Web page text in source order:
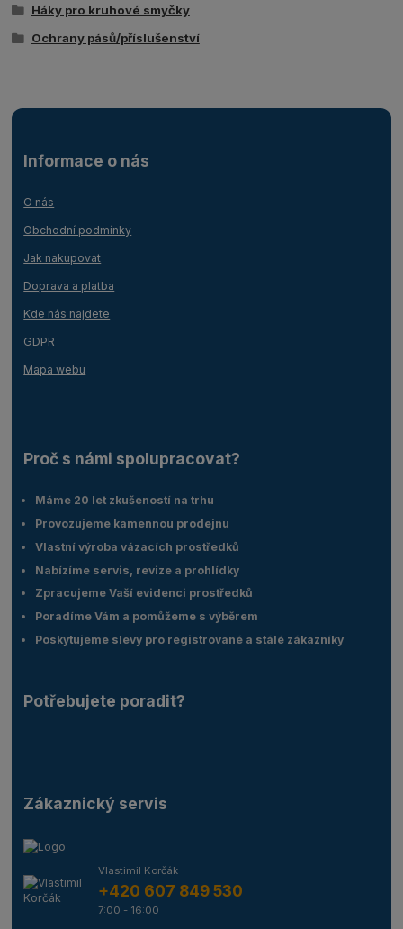
Háky pro kruhové smyčky
Ochrany pásů/příslušenství
Informace o nás
O nás
Obchodní podmínky
Jak nakupovat
Doprava a platba
Kde nás najdete
GDPR
Mapa webu
Proč s námi spolupracovat?
Máme 20 let zkušeností na trhu
Provozujeme kamennou prodejnu
Vlastní výroba vázacích prostředků
Nabízíme servis, revize a prohlídky
Zpracujeme Vaší evidenci prostředků
Poradíme Vám a pomůžeme s výběrem
Poskytujeme slevy pro registrované a stálé zákazníky
Potřebujete poradit?
Zákaznický servis
Vlastimil Korčák
+420 607 849 530
7:00 - 16:00